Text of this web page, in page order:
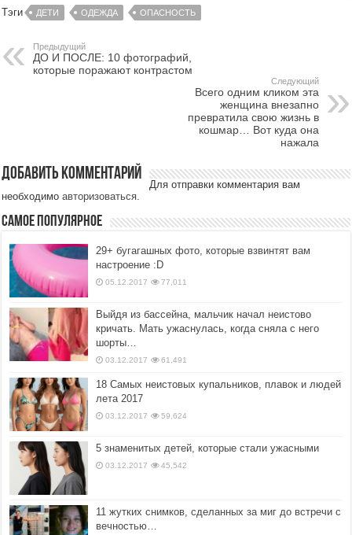
Тэги ДЕТИ ОДЕЖДА ОПАСНОСТЬ
Предыдущий
ДО И ПОСЛЕ: 10 фотографий,
которые поражают контрастом
Следующий
Всего одним кликом эта
женщина внезапно
превратила свою жизнь в
кошмар… Вот куда она
нажала
Добавить комментарий
Для отправки комментария вам
необходимоавторизоваться
Самое популярное
29+ бугагашных фото, которые взвинтят вам
настроение :D
05.12.2017 77,011
Выйдя из бассейна, мальчик начал неистово
кричать. Мать ужаснулась, когда сняла с него
шорты…
03.12.2017 61,491
18 Самых неистовых купальников, плавок и людей
лета 2017
03.12.2017 59,624
5 знаменитых детей, которые стали ужасными
03.12.2017 45,542
11 жутких снимков, сделанных за миг до встречи с
вечностью…